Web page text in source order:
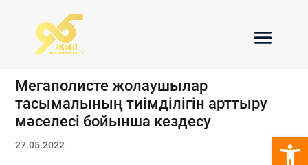
Мегаполисте жолаушылар
тасымалының тиімділігін арттыру
мәселесі бойынша кездесу
27.05.2022